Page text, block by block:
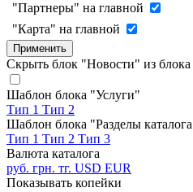
"Партнеры" на главной
"Карта" на главной
Применить
Скрыть блок "Новости" из
Шаблон блока "Услуги"
Тип 1 Тип 2
Шаблон блока "Разделы
Тип 1 Тип 2 Тип 3
Валюта каталога
руб. грн. тг. USD EUR
Показывать копейки